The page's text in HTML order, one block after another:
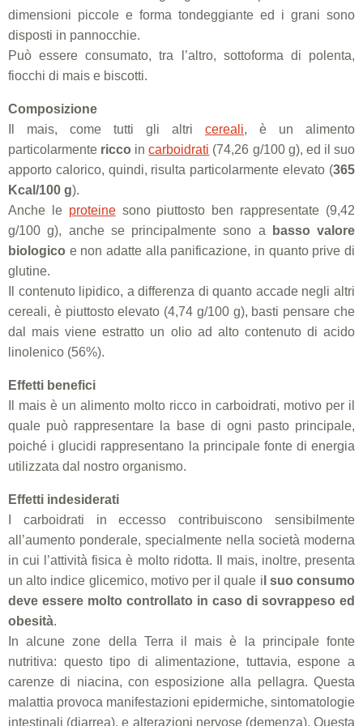
dimensioni piccole e forma tondeggiante ed i grani sono
disposti in pannocchie.
Può essere consumato, tra l’altro, sottoforma di polenta,
fiocchi di mais e biscotti.
Composizione
Il mais, come tutti gli altri cereali, è un alimento
particolarmente ricco incarboidrati (74,26 g/100 g), ed il suo
apporto calorico, quindi, risulta particolarmente elevato (365
Kcal/100 g).
Anche le proteinesono piuttosto ben rappresentate (9,42
g/100 g), anche se principalmente sono a
basso valore
biologico e non adatte alla panificazione, in quanto prive di
glutine.
Il contenuto lipidico, a differenza di quanto accade negli altri
cereali, è piuttosto elevato (4,74 g/100 g), basti pensare che
dal mais viene estratto un olio ad alto contenuto di acido
linolenico (56%).
Effetti benefici
Il mais è un alimento molto ricco in carboidrati, motivo per il
quale può rappresentare la base di ogni pasto principale,
poiché i glucidi rappresentano la principale fonte di energia
utilizzata dal nostro organismo.
Effetti indesiderati
I carboidrati in eccesso contribuiscono sensibilmente
all’aumento ponderale, specialmente nella società moderna
in cui l’attività fisica è molto ridotta. Il mais, inoltre, presenta
un alto indice glicemico, motivo per il quale i l suo consumo
deve essere molto controllato in caso di sovrappeso ed
obesità.
In alcune zone della Terra il mais è la principale fonte
nutritiva: questo tipo di alimentazione, tuttavia, espone a
carenze di niacina, con esposizione alla pellagra. Questa
malattia provoca manifestazioni epidermiche, sintomatologie
intestinali (diarrea), e alterazioni nervose (demenza). Questa